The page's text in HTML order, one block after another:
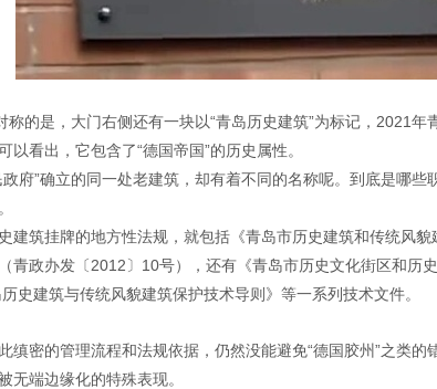
称的是，大门右侧还有一块以“青岛历史建筑”为标记，2021年
以看出，它包含了“德国帝国”的历史属性。
政府”确立的同一处老建筑，却有着不同的名称呢。到底是哪
建筑挂牌的地方性法规，就包括《青岛市历史建筑和传统风
青政办发〔2012〕10号），还有《青岛市历史文化街区和历
史建筑与传统风貌建筑保护技术导则》等一系列技术文件。
缜密的管理流程和法规依据，仍然没能避免“德国胶州”之类
无端边缘化的特殊表现。